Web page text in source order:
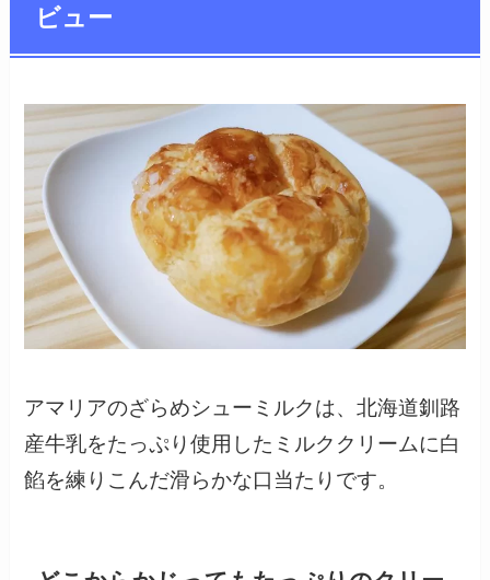
ビュー
アマリアのざらめシューミルクは、北海道釧路
産牛乳をたっぷり使用したミルククリームに白
餡を練りこんだ滑らかな口当たりです。